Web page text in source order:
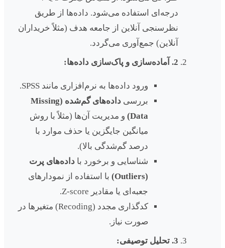
درجه‌ای استفاده می‌شود. داده‌ها از طریق
نظرسنجی آنلاین از جامعه هدف (مثلاً خریداران
آنلاین) جمع‌آوری می‌گردد.
2. آماده‌سازی و پاک‌سازی داده‌ها:
ورود داده‌ها به نرم‌افزاری مانند SPSS.
بررسی
داده‌های گم‌شده (Missing
Data) و مدیریت آن‌ها (مثلاً با روش
میانگین جایگزین یا حذف موارد با
درصد گم‌شدگی بالا).
شناسایی و برخورد با داده‌های پرت
(Outliers)
با استفاده از نمودارهای
جعبه‌ای یا مقادیر Z-score.
کدگذاری مجدد (Recoding) متغیرها در
صورت نیاز.
3. تحلیل توصیفی: